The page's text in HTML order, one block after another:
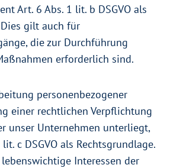
Art. 6 Abs. 1 lit. b DSGVO als
gilt auch für
die zur Durchführung
erforderlich sind.
personenbezogener
einer rechtlichen Verpflichtung
unser Unternehmen unterliegt,
c DSGVO als Rechtsgrundlage.
Interessen der